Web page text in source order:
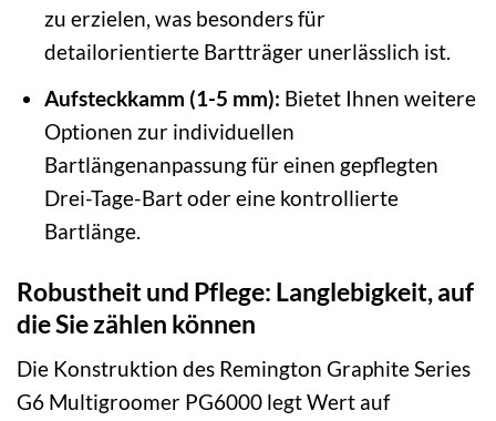
zu erzielen, was besonders für
detailorientierte Bartträger unerlässlich ist.
Aufsteckkamm (1-5 mm): Bietet Ihnen weitere
Optionen zur individuellen
Bartlängenanpassung für einen gepflegten
Drei-Tage-Bart oder eine kontrollierte
Bartlänge.
Robustheit und Pflege: Langlebigkeit, auf
die Sie zählen können
Die Konstruktion des Remington Graphite Series
G6 Multigroomer PG6000 legt Wert auf